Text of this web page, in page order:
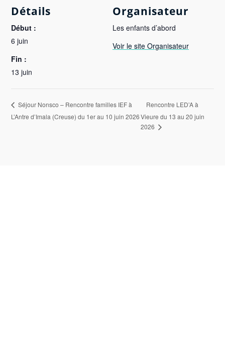
Détails
Début :
6 juin
Fin :
13 juin
Organisateur
Les enfants d’abord
Voir le site Organisateur
Séjour Nonsco – Rencontre familles IEF à
L’Antre d’Imala (Creuse) du 1er au 10 juin 2026
Rencontre LED’A à
Vieure du 13 au 20 juin
2026